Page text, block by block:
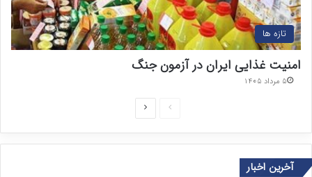
تازه ها
امنیت غذایی ایران در آزمون جنگ
۵ مرداد ۱۴۰۵
ح
ح
آخرین اخبار